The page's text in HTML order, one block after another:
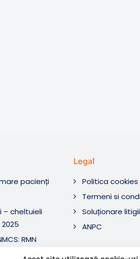
pacienți
– cheltuieli
RMN
Legal
Politica cookies
Termeni si
Soluționare litigii
ANPC